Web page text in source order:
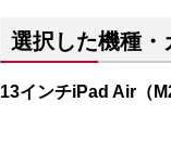
選択した機種・
13インチiPad Air（